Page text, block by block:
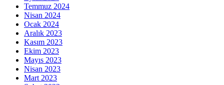
Temmuz 2024
Nisan 2024
Ocak 2024
Aralık 2023
Kasım 2023
Ekim 2023
Mayıs 2023
Nisan 2023
Mart 2023